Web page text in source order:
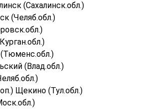
(Сахалинск.обл.)
(Челяб.обл.)
(Влад.обл.)
Щекино (Тул.обл.)